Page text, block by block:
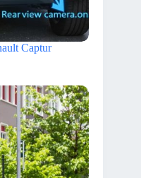
Captur